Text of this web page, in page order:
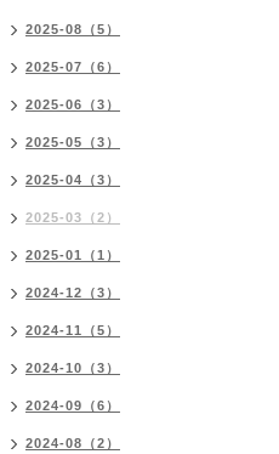
2025-08（5）
2025-07（6）
2025-06（3）
2025-05（3）
2025-04（3）
2025-03（2）
2025-01（1）
2024-12（3）
2024-11（5）
2024-10（3）
2024-09（6）
2024-08（2）